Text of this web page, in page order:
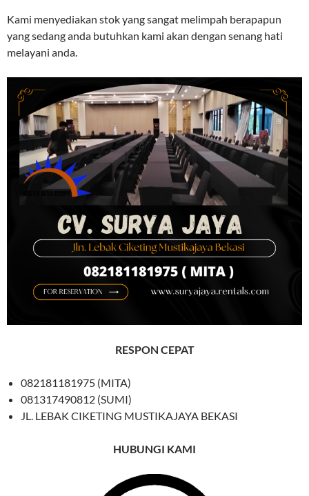
Kami menyediakan stok yang sangat melimpah berapapun
yang sedang anda butuhkan kami akan dengan senang hati
melayani anda.
RESPON CEPAT
082181181975 (MITA)
081317490812 (SUMI)
JL. LEBAK CIKETING MUSTIKAJAYA BEKASI
HUBUNGI KAMI